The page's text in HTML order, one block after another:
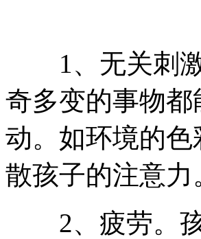
1、无关刺激
奇多变的事物
动。如环境的
散孩子的注意力
2、疲劳。孩